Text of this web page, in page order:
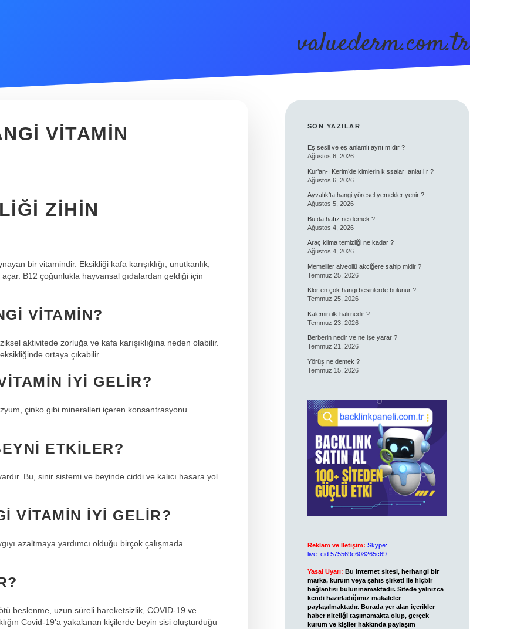
valuederm.com.tr
VITAMIN
ZIHIN
bir vitamindir. Eksikliği kafa karışıklığı, unutkanlık,
B12 çoğunlukla hayvansal gıdalardan geldiği için
VITAMIN?
aktivitede zorluğa ve kafa karışıklığına neden olabilir.
ortaya çıkabilir.
IYI GELIR?
çinko gibi mineralleri içeren konsantrasyonu
ETKILER?
Bu, sinir sistemi ve beyinde ciddi ve kalıcı hasara yol
VITAMIN IYI GELIR?
azaltmaya yardımcı olduğu birçok çalışmada
beslenme, uzun süreli hareketsizlik, COVID-19 ve
Covid-19’a yakalanan kişilerde beyin sisi oluşturduğu
SIDEBAR
SON YAZILAR
Eş sesli ve eş anlamlı aynı mıdır ?
Ağustos 6, 2026
Kur’an-ı Kerim’de kimlerin kıssaları anlatılır ?
Ağustos 6, 2026
Ayvalık’ta hangi yöresel yemekler yenir ?
Ağustos 5, 2026
Bu da hafız ne demek ?
Ağustos 4, 2026
Araç klima temizliği ne kadar ?
Ağustos 4, 2026
Memeliler alveollü akciğere sahip midir ?
Temmuz 25, 2026
Klor en çok hangi besinlerde bulunur ?
Temmuz 25, 2026
Kalemin ilk hali nedir ?
Temmuz 23, 2026
Berberin nedir ve ne işe yarar ?
Temmuz 21, 2026
Yörüş ne demek ?
Temmuz 15, 2026
Reklam ve İletişim: Skype:
live:.cid.575569c608265c69
Yasal Uyarı: Bu internet sitesi, herhangi bir
marka, kurum veya şahıs şirketi ile hiçbir
bağlantısı bulunmamaktadır. Sitede yalnızca
kendi hazırladığımız makaleler
paylaşılmaktadır. Burada yer alan içerikler
haber niteliği taşımamakta olup, gerçek
kurum ve kişiler hakkında paylaşım